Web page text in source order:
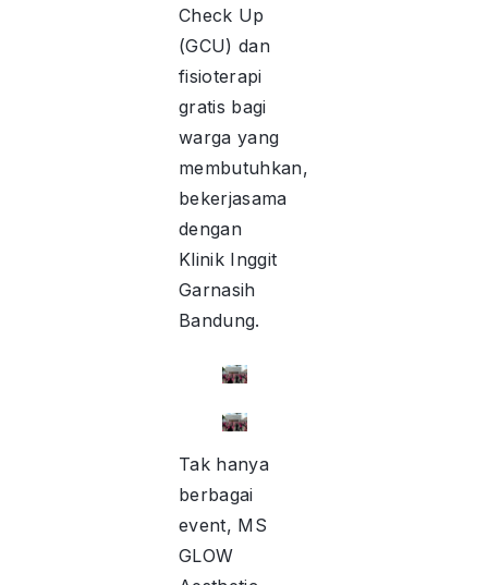
Check Up
(GCU) dan
fisioterapi
gratis bagi
warga yang
membutuhkan,
bekerjasama
dengan
Klinik Inggit
Garnasih
Bandung.
Tak hanya
berbagai
event, MS
GLOW